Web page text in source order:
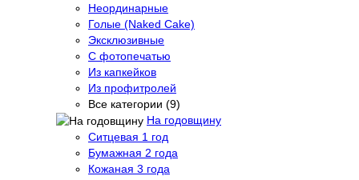
Неординарные
Голые (Naked Cake)
Эксклюзивные
С фотопечатью
Из капкейков
Из профитролей
Все категории (9)
На годовщину
Ситцевая 1 год
Бумажная 2 года
Кожаная 3 года